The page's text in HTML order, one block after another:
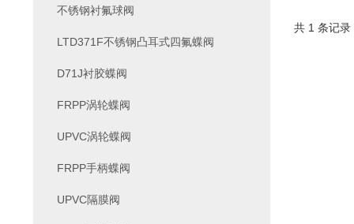
共 1 条记
不锈钢衬氟球阀
LTD371F不锈钢凸耳式四氟蝶阀
D71J衬胶蝶阀
FRPP涡轮蝶阀
UPVC涡轮蝶阀
FRPP手柄蝶阀
UPVC隔膜阀